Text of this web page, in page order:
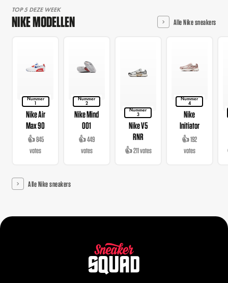
TOP 5 DEZE WEEK
NIKE MODELLEN Alle Nike sneakers
Nummer
1
Nike Air
Max 90
👍 845
votes
Nummer
2
Nike Mind
001
👍 449
votes
Nummer
3
Nike V5
RNR
👍 211 votes
Nummer
4
Nike
Initiator
👍 192
votes
Alle Nike sneakers